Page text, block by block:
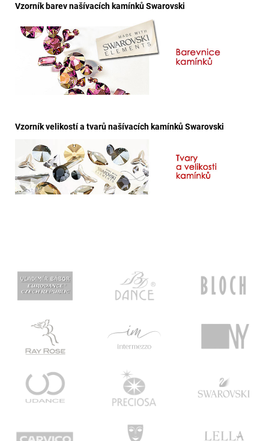
Vzorník barev našívacích kamínků Swarovski
Vzorník velikostí a tvarů našívacích kamínků Swarovski